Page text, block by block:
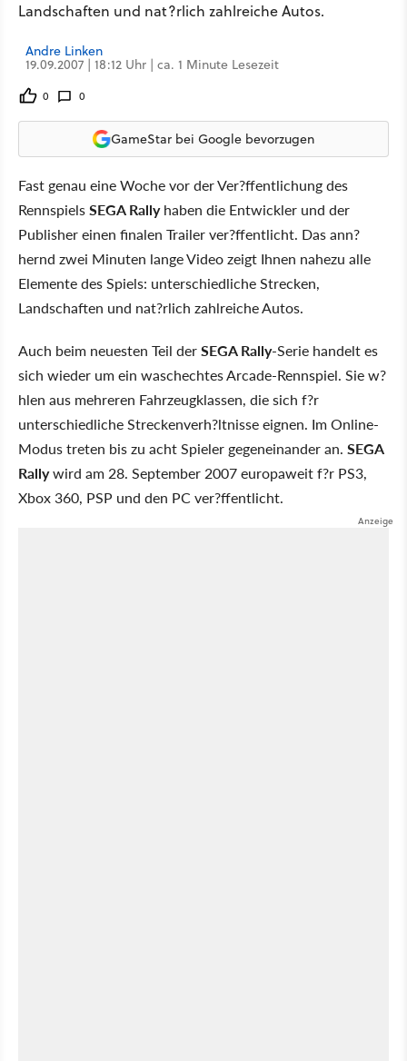
Landschaften und nat?rlich zahlreiche Autos.
Andre Linken
19.09.2007 | 18:12 Uhr | ca. 1 Minute Lesezeit
0 0
GameStar bei Google bevorzugen
Fast genau eine Woche vor der Ver?ffentlichung des
RennspielsSEGA Rallyhaben die Entwickler und der
Publisher einen finalen Trailer ver?ffentlicht. Das ann?
hernd zwei Minuten lange Video zeigt Ihnen nahezu alle
Elemente des Spiels: unterschiedliche Strecken,
Landschaften und nat?rlich zahlreiche Autos.
Auch beim neuesten Teil derSEGA Rally-Serie handelt es
sich wieder um ein waschechtes Arcade-Rennspiel. Sie w?
hlen aus mehreren Fahrzeugklassen, die sich f?r
unterschiedliche Streckenverh?ltnisse eignen. Im Online-
Modus treten bis zu acht Spieler gegeneinander an. SEGA
Rallywird am 28. September 2007 europaweit f?r PS3,
Xbox 360, PSP und den PC ver?ffentlicht.